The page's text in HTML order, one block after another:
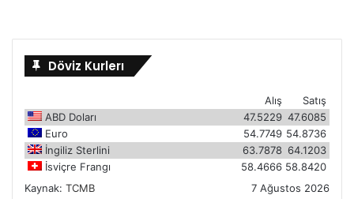
Döviz Kurlerı
Satış
Alış
ABD Doları
47.6085
47.5229
Euro
54.8736
54.7749
İngiliz Sterlini
64.1203
63.7878
İsviçre Frangı
58.8420
58.4666
Kaynak: TCMB 7 Ağustos 2026